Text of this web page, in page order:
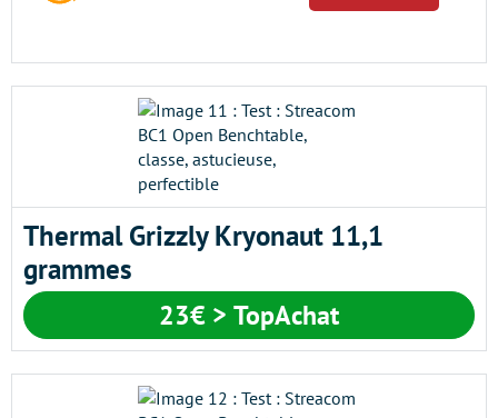
Thermal Grizzly Kryonaut 11,1
grammes
23€ > TopAchat